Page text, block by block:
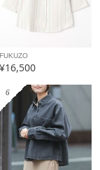
FUKUZO
¥16,500
6